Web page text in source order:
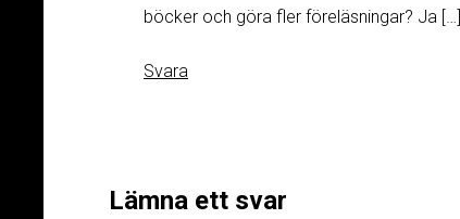
böcker och göra fler föreläsningar? Ja […]
Svara
Lämna ett svar